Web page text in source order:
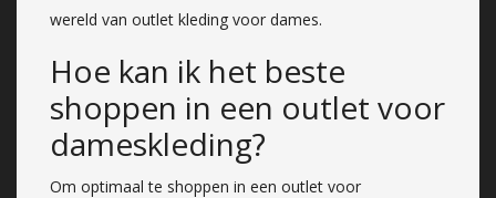
wereld van outlet kleding voor dames.
Hoe kan ik het beste
shoppen in een outlet voor
dameskleding?
Om optimaal te shoppen in een outlet voor